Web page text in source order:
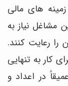
های مالی
مشاغل نیاز به
را رعایت کنند.
کار به تنهایی
در اعداد و